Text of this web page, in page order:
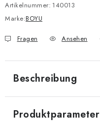
Artikelnummer: 140013
Marke:BOYU
Fragen Ansehen
Beschreibung
Produktparameter